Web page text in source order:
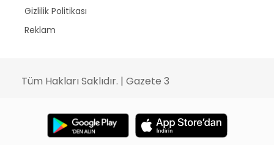
Gizlilik Politikası
Reklam
Tüm Hakları Saklıdır. | Gazete 3